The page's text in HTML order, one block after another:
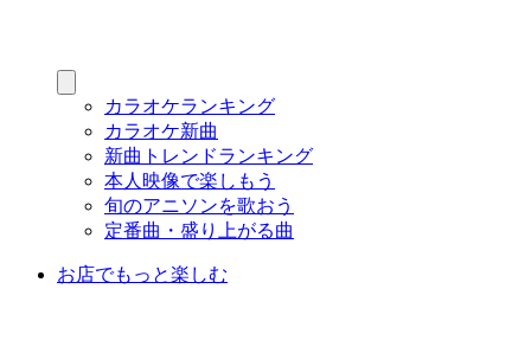
カラオケランキング
カラオケ新曲
新曲トレンドランキング
本人映像で楽しもう
旬のアニソンを歌おう
定番曲・盛り上がる曲
お店でもっと楽しむ